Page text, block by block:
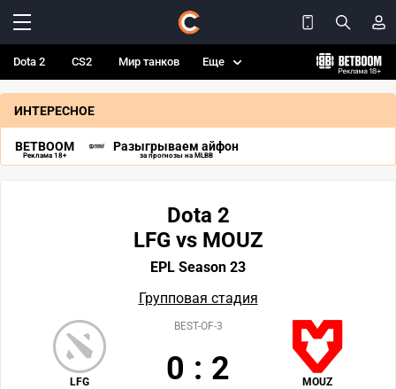
Dota 2 CS2 Мир танков Еще
ИНТЕРЕСНОЕ
BETBOOM
Реклама 18+
Разыгрываем айфон
за прогнозы на MLBB
Dota 2
LFG vs MOUZ
EPL Season 23
Групповая стадия
LFG MOUZ
BEST-OF-3
0 : 2